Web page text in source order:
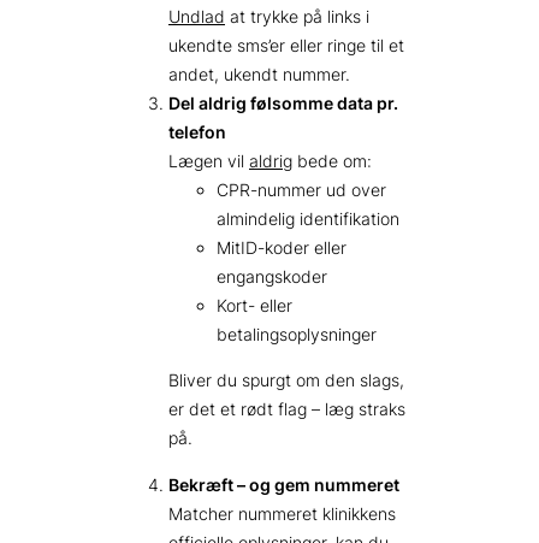
Undlad at trykke på links i
ukendte sms’er eller ringe til et
andet, ukendt nummer.
Del aldrig følsomme data pr.
telefon
Lægen vil aldrig bede om:
CPR-nummer ud over
almindelig identifikation
MitID-koder eller
engangskoder
Kort- eller
betalingsoplysninger
Bliver du spurgt om den slags,
er det et rødt flag – læg straks
på.
Bekræft – og gem nummeret
Matcher nummeret klinikkens